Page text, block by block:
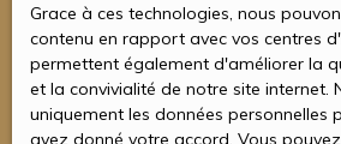
Grace à ces technologies, nous
contenu en rapport avec vos centres
permettent également d'améliorer la
et la convivialité de notre site internet.
uniquement les données personnelles
avez donné votre accord. Vous